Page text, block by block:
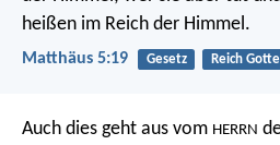
heißen im Reich der Himmel.
Matthäus 5:19 Gesetz Reich
Auch dies geht aus vom HERRN